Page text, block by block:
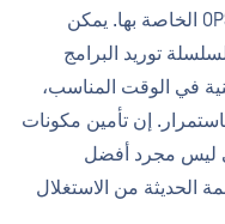
أدوات OPSWAT MetaDefender Core SBOM الخاصة بها. يمكن
توريد البرامج
في الوقت المناسب،
إن تأمين مكونات
ليس مجرد أفضل
الحديثة من الاستغلال